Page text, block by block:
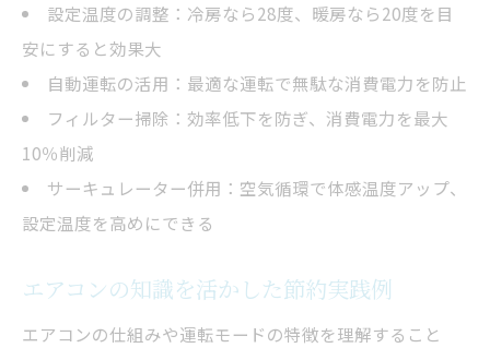
設定温度の調整：冷房なら28度、暖房なら20度を目
安にすると効果大
自動運転の活用：最適な運転で無駄な消費電力を防止
フィルター掃除：効率低下を防ぎ、消費電力を最大
10％削減
サーキュレーター併用：空気循環で体感温度アップ、
設定温度を高めにできる
エアコンの知識を活かした節約実践例
エアコンの仕組みや運転モードの特徴を理解すること